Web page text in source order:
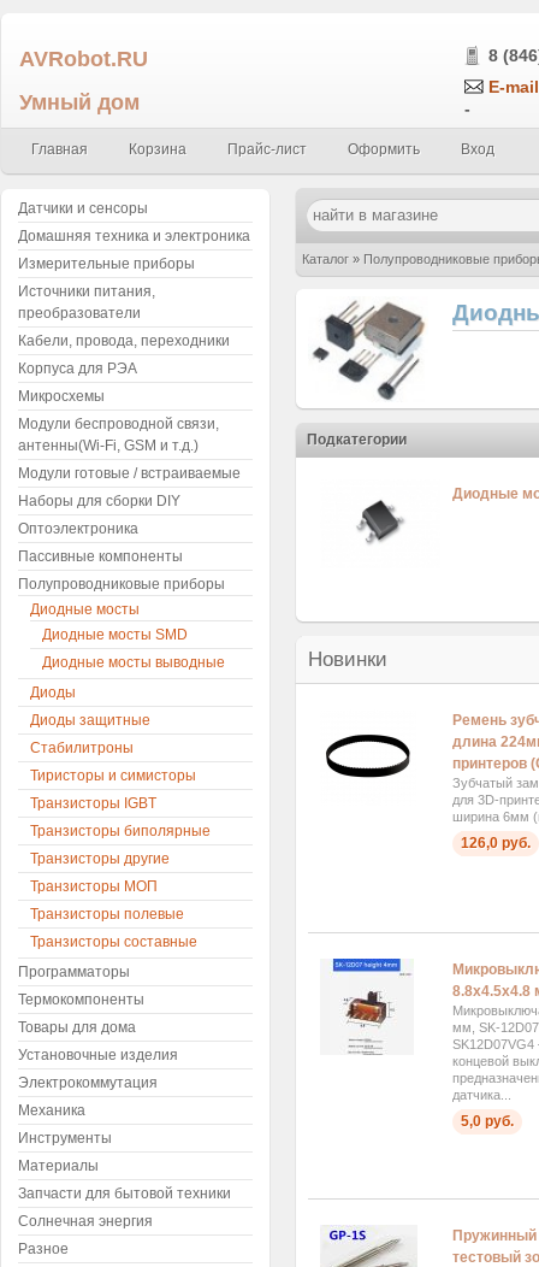
AVRobot.RU
Умный дом
8
E-
-
Главная Корзина Прайс-лист Оформить Вход
Каталог » Полупроводниковые
Подкатегории
Диодные
Новинки
Ремень
длина
принтеров
Зубчатый
для 3D-
ширина 6мм
126,0 руб.
8.8x4.5x4.8
мм, SK-
концевой
датчика...
5,0 руб.
тестовый
Датчики и сенсоры
Домашняя техника и электроника
Измерительные приборы
Источники питания,
преобразователи
Кабели, провода, переходники
Корпуса для РЭА
Микросхемы
Модули беспроводной связи,
антенны(Wi-Fi, GSM и т.д.)
Модули готовые / встраиваемые
Наборы для сборки DIY
Оптоэлектроника
Пассивные компоненты
Полупроводниковые приборы
Диодные мосты
Диодные мосты SMD
Диодные мосты выводные
Диоды
Диоды защитные
Стабилитроны
Тиристоры и симисторы
Транзисторы IGBT
Транзисторы биполярные
Транзисторы другие
Транзисторы МОП
Транзисторы полевые
Транзисторы составные
Программаторы
Термокомпоненты
Товары для дома
Установочные изделия
Электрокоммутация
Механика
Инструменты
Материалы
Запчасти для бытовой техники
Солнечная энергия
Разное